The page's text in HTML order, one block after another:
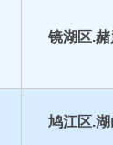
镜湖区.
鸠江区.